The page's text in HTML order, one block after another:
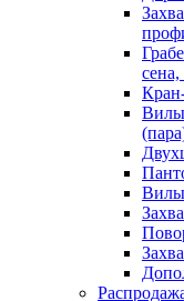
Вилы
Вилы